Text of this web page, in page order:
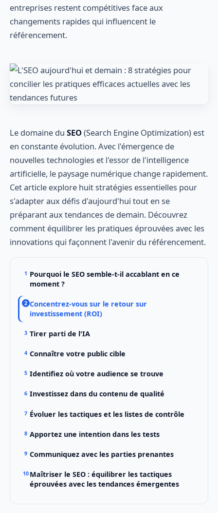
entreprises restent compétitives face aux
changements rapides qui influencent le
référencement.
Le domaine du SEO(Search Engine Optimization) est
en constante évolution. Avec l'émergence de
nouvelles technologies et l'essor de l'intelligence
artificielle, le paysage numérique change rapidement.
Cet article explore huit stratégies essentielles pour
s'adapter aux défis d'aujourd'hui tout en se
préparant aux tendances de demain. Découvrez
comment équilibrer les pratiques éprouvées avec les
innovations qui façonnent l'avenir du référencement.
Pourquoi le SEO semble-t-il accablant en ce
moment ?
Concentrez-vous sur le retour sur
investissement (ROI)
Tirer parti de l'IA
Connaître votre public cible
Identifiez où votre audience se trouve
Investissez dans du contenu de qualité
Évoluer les tactiques et les listes de contrôle
Apportez une intention dans les tests
Communiquez avec les parties prenantes
Maîtriser le SEO : équilibrer les tactiques
éprouvées avec les tendances émergentes